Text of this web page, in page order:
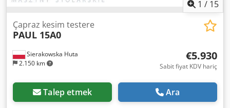
1 / 15
Sierakowska Huta
2.150 km
Çapraz kesim testere
PAUL 15A0
€5.930
Sabit fiyat KDV hariç
Talep etmek Ara